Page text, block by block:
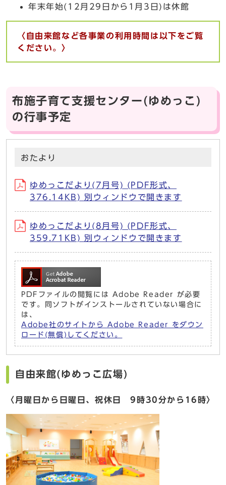
年末年始(12月29日から1月3日)は休館
〈自由来館など各事業の利用時間は以下をご覧
ください。〉
布施子育て支援センター(ゆめっこ)
の行事予定
おたより
ゆめっこだより(7月号) (PDF形式、
376.14KB) 別ウィンドウで開きます
ゆめっこだより(8月号) (PDF形式、
359.71KB) 別ウィンドウで開きます
PDFファイルの閲覧には Adobe Reader が必要
です。同ソフトがインストールされていない場合に
は、
Adobe社のサイトから Adobe Reader をダウン
ロード(無償)してください。
自由来館(ゆめっこ広場)
〈月曜日から日曜日、祝休日 9時30分から16時〉